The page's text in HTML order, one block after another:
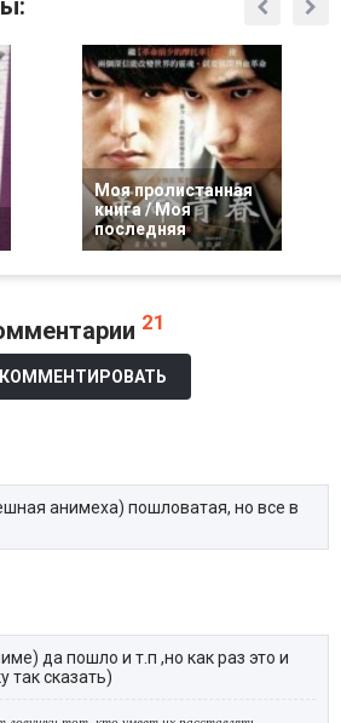
Моя пролистанная
книга / Моя
последняя
21
КОММЕНТИРОВАТЬ
анимеха) пошловатая, но все в
да пошло и т.п ,но как раз это и
так сказать)